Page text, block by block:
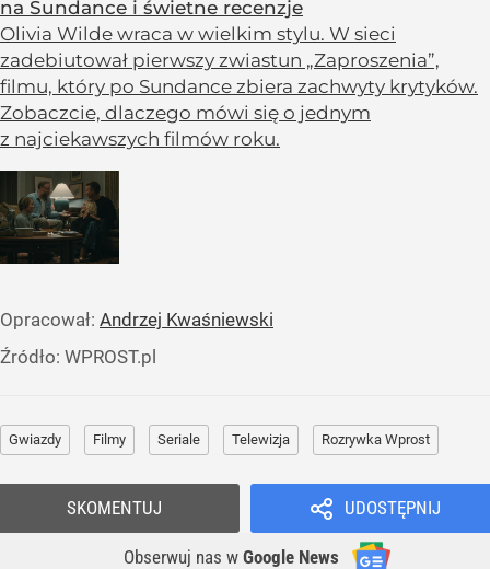
na Sundance i świetne recenzje
Olivia Wilde wraca w wielkim stylu. W sieci
zadebiutował pierwszy zwiastun „Zaproszenia”,
filmu, który po Sundance zbiera zachwyty krytyków.
Zobaczcie, dlaczego mówi się o jednym
z najciekawszych filmów roku.
Opracował: Andrzej Kwaśniewski
Źródło: WPROST.pl
Gwiazdy Filmy Seriale Telewizja Rozrywka Wprost
UDOSTĘPNIJ
Obserwuj nas w Google News
SKOMENTUJ